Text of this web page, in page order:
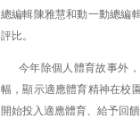
總編輯陳雅慧和動一動總編
評比。
今年除個人體育故事外
幅，顯示適應體育精神在校
開始投入適應體育、給予回